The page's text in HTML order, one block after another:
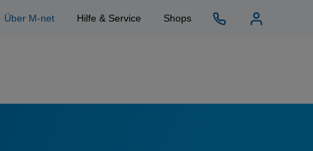
Über M-net Hilfe & Service Shops